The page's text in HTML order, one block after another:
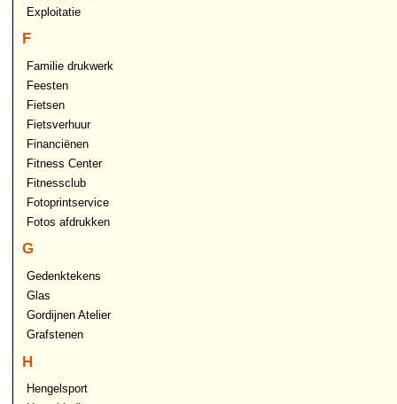
Exploitatie
F
Familie drukwerk
Feesten
Fietsen
Fietsverhuur
Financiënen
Fitness Center
Fitnessclub
Fotoprintservice
Fotos afdrukken
G
Gedenktekens
Glas
Gordijnen Atelier
Grafstenen
H
Hengelsport